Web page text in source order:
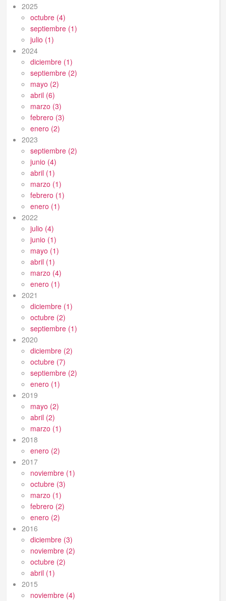
2025
octubre (4)
septiembre (1)
julio (1)
2024
diciembre (1)
septiembre (2)
mayo (2)
abril (6)
marzo (3)
febrero (3)
enero (2)
2023
septiembre (2)
junio (4)
abril (1)
marzo (1)
febrero (1)
enero (1)
2022
julio (4)
junio (1)
mayo (1)
abril (1)
marzo (4)
enero (1)
2021
diciembre (1)
octubre (2)
septiembre (1)
2020
diciembre (2)
octubre (7)
septiembre (2)
enero (1)
2019
mayo (2)
abril (2)
marzo (1)
2018
enero (2)
2017
noviembre (1)
octubre (3)
marzo (1)
febrero (2)
enero (2)
2016
diciembre (3)
noviembre (2)
octubre (2)
abril (1)
2015
noviembre (4)